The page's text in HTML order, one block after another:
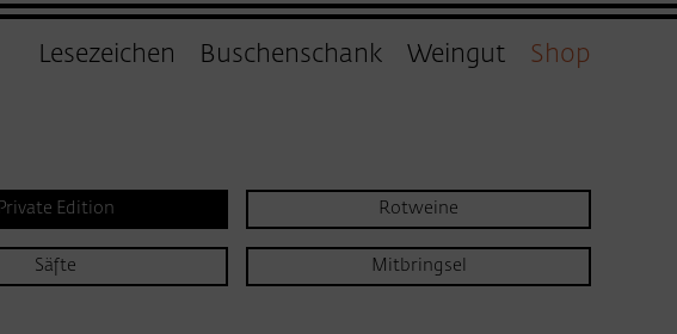
Lesezeichen Buschenschank Weingut Shop
Private Edition Rotweine
Säfte Mitbringsel